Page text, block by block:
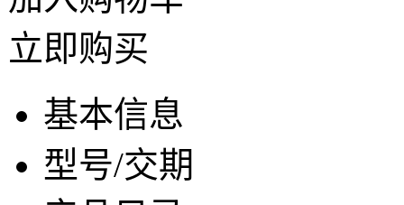
立即购买
基本信息
型号/交期